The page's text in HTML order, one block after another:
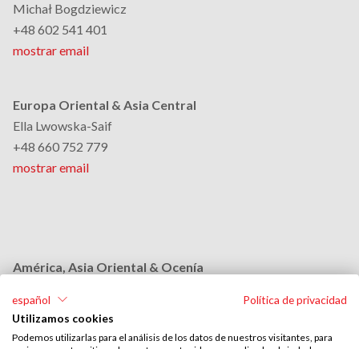
Michał Bogdziewicz
+48 602 541 401
mostrar email
Europa Oriental & Asia Central
Ella Lwowska-Saif
+48 660 752 779
mostrar email
América, Asia Oriental & Ocenía
+48 664 954 631
español
Política de privacidad
Utilizamos cookies
Podemos utilizarlas para el análisis de los datos de nuestros visitantes, para